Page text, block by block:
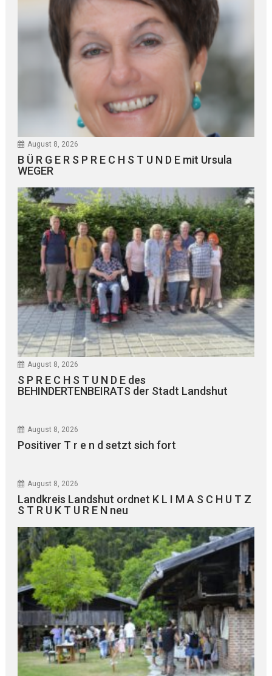
August 8, 2026
B Ü R G E R S P R E C H S T U N D E mit Ursula
WEGER
August 8, 2026
S P R E C H S T U N D E des
BEHINDERTENBEIRATS der Stadt Landshut
August 8, 2026
Positiver T r e n d setzt sich fort
August 8, 2026
Landkreis Landshut ordnet K L I M A S C H U T Z
S T R U K T U R E N neu